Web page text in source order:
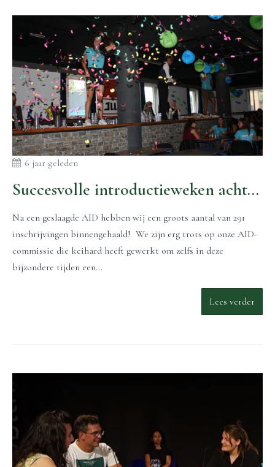
6 jaar geleden
Succesvolle introductieweken achter de rug!
Na een geslaagde AID hebben wij een groots aantal van 291
inschrijvingen binnengehaald! We zijn erg trots op onze AID-
commissie die keihard heeft gewerkt om zelfs in deze
bijzondere tijden een...
Lees verder